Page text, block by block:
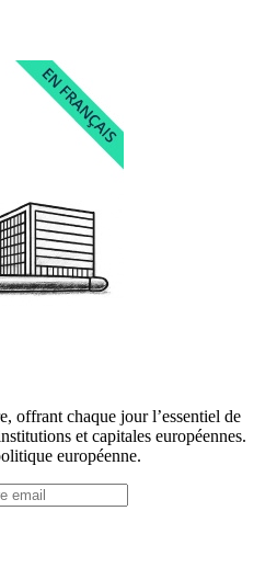
offrant chaque jour l’essentiel de
et capitales européennes.
européenne.